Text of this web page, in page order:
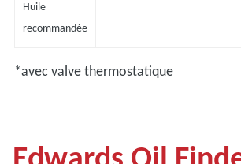
Huile
recommandée
*avec valve thermostatique